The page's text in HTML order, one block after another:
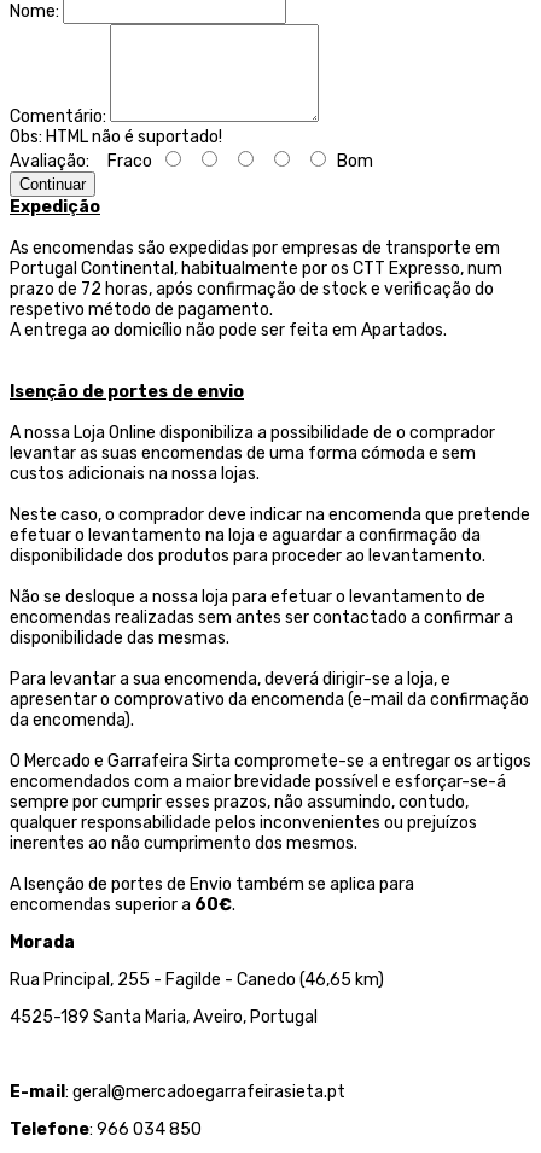
Nome:
Comentário:
Obs: HTML não é suportado!
Avaliação: Fraco Bom
Continuar
Expedição
As encomendas são expedidas por empresas de transporte em
Portugal Continental, habitualmente por os CTT Expresso,num
prazo de 72 horas, após confirmação de stock e verificação do
respetivo método de pagamento.
A entrega ao domicílio não pode ser feita em Apartados.
Isenção de portes de envio
A nossa Loja Online disponibiliza a possibilidade de o comprador
levantar as suas encomendas de uma forma cómoda e sem
custos adicionais na nossa lojas.
Neste caso, o comprador deve indicar na encomenda que pretende
efetuar o levantamento na loja e aguardar a confirmação da
disponibilidade dos produtos para proceder ao levantamento.
Não se desloque a nossa loja para efetuar o levantamento de
encomendas realizadas sem antes ser contactado a confirmar a
disponibilidade das mesmas.
Para levantar a sua encomenda, deverá dirigir-se a loja, e
apresentar o comprovativo da encomenda (e-mail da confirmação
da encomenda).
O Mercado e Garrafeira Sirta compromete-se a entregar os artigos
encomendados com a maior brevidade possível e esforçar-se-á
sempre por cumprir esses prazos, não assumindo, contudo,
qualquer responsabilidade pelos inconvenientes ou prejuízos
inerentes ao não cumprimento dos mesmos.
A Isenção de portes de Envio também se aplica para
encomendas superior a 60€.
Morada
Rua Principal, 255 - Fagilde - Canedo (46,65 km)
4525-189 Santa Maria, Aveiro, Portugal
E-mail: geral@mercadoegarrafeirasieta.pt
Telefone: 966 034 850